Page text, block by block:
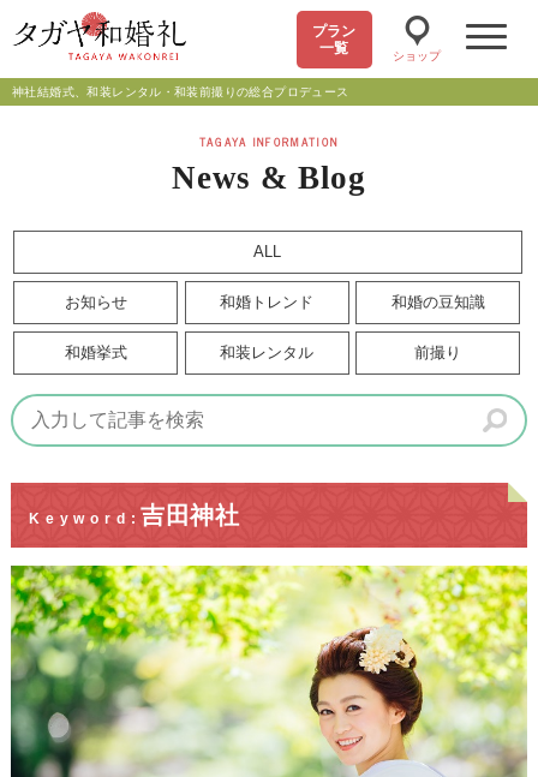
プラン
一覧
ショップ
神社結婚式、和装レンタル・和装前撮りの総合プロデュース
TAGAYA INFORMATION
News & Blog
ALL
お知らせ 和婚トレンド 和婚の豆知識
和婚挙式 和装レンタル 前撮り
Keyword: 吉田神社